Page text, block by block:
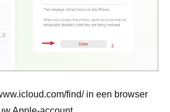
find/ in een browser